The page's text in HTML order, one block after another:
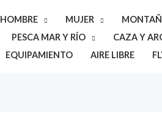
HOMBRE MUJER
PESCA MAR Y RÍO CAZA Y
EQUIPAMIENTO AIRE LIBRE